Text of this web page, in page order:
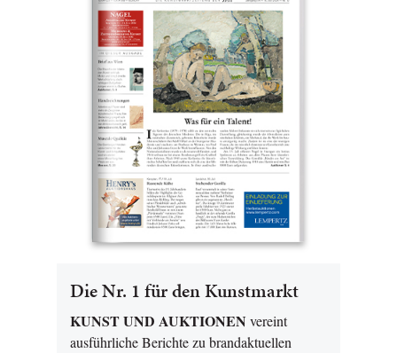
Die Nr. 1 für den Kunstmarkt
KUNST UND AUKTIONEN vereint
ausführliche Berichte zu brandaktuellen